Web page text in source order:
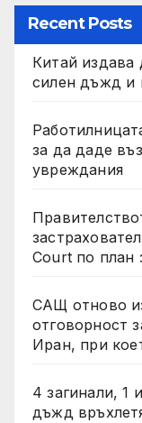
Recent Posts
Китай издава
силен дъжд и
за да даде
увреждания
Court по план
САЩ отново
отговорност
Иран, при
4 загинали, 1
дъжд